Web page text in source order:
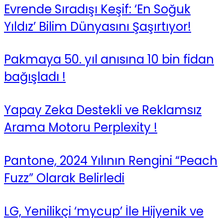
Evrende Sıradışı Keşif: ‘En Soğuk
Yıldız’ Bilim Dünyasını Şaşırtıyor!
Pakmaya 50. yıl anısına 10 bin fidan
bağışladı !
Yapay Zeka Destekli ve Reklamsız
Arama Motoru Perplexity !
Pantone, 2024 Yılının Rengini “Peach
Fuzz” Olarak Belirledi
LG, Yenilikçi ‘mycup’ İle Hijyenik ve